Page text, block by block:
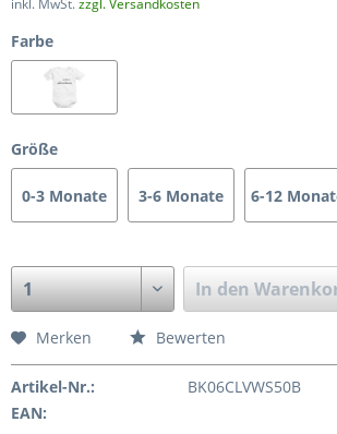
inkl. MwSt.zzgl. Versandkosten
Farbe
Größe
0-3 Monate 3-6 Monate 6-12
In den
Merken Bewerten
Artikel-Nr.:
BK06CLVWS50B
EAN: